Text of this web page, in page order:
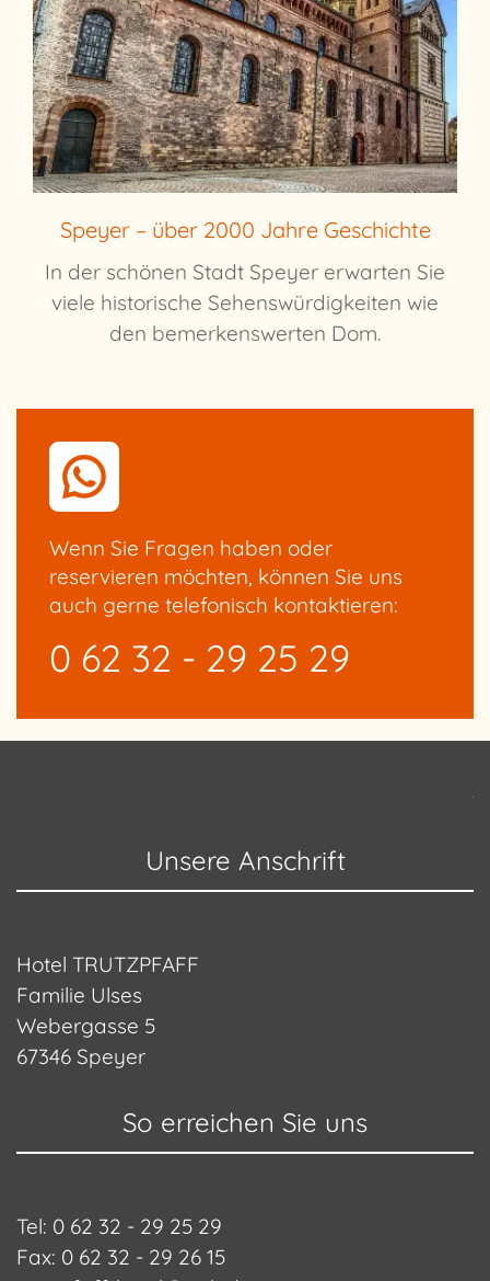
Speyer – über 2000 Jahre Geschichte
In der schönen Stadt Speyer erwarten Sie
viele historische Sehenswürdigkeiten wie
den bemerkenswerten Dom.
Wenn Sie Fragen haben oder
reservieren möchten, können Sie uns
auch gerne telefonisch kontaktieren:
0 62 32 - 29 25 29
Unsere Anschrift
Hotel TRUTZPFAFF
Familie Ulses
Webergasse 5
67346 Speyer
So erreichen Sie uns
Tel: 0 62 32 - 29 25 29
Fax: 0 62 32 - 29 26 15